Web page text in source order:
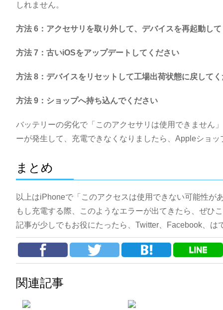
しれません。
方法 6：アクセサリを取り外して、デバイスを再起動し
方法 7：古いiOSをアップデートしてください
方法 8：デバイスをリセットして工場出荷状態に戻して
方法 9：ショップへ持ち込んでください
バッテリーの劣化で「このアクセサリは使用できません
ーが発生して、充電できなくなりましたら、Appleショ
まとめ
以上はiPhoneで「このアクセスは使用できない可能性
もし充電する際、このようなエラーが出てきたら、ぜひ
記事が少しでもお役にたったら、Twitter、Facebook、は
関連記事